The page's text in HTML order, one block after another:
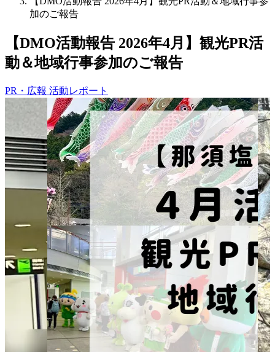
加のご報告
【DMO活動報告 2026年4月】観光PR活
動＆地域行事参加のご報告
PR・広報 活動レポート